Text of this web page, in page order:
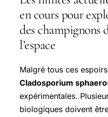
en cours pour
des champignons
l’espace
Malgré tous ces
Cladosporium
expérimentales.
biologiques doivent